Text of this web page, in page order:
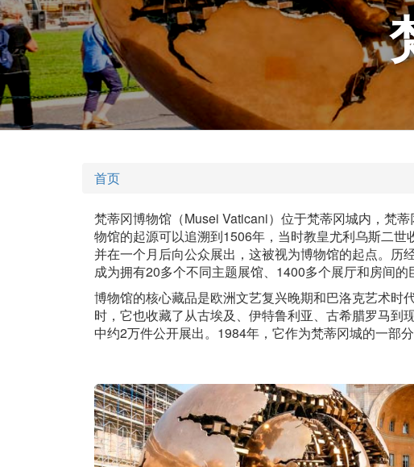
首页
梵蒂冈博物馆（Musei Vaticani）位于梵蒂冈城内，梵
物馆的起源可以追溯到1506年，当时教皇尤利乌斯二世
并在一个月后向公众展出，这被视为博物馆的起点。历
成为拥有20多个不同主题展馆、1400多个展厅和房间的
博物馆的核心藏品是欧洲文艺复兴晚期和巴洛克艺术时
时，它也收藏了从古埃及、伊特鲁利亚、古希腊罗马到
中约2万件公开展出。1984年，它作为梵蒂冈城的一部